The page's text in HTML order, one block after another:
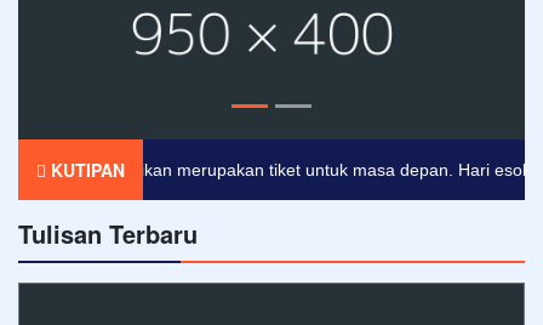
KUTIPAN
Pendidikan merupakan tiket untuk masa depan. Hari esok
Tulisan Terbaru